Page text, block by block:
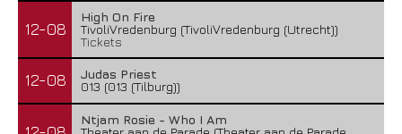
12-08
High On Fire
TivoliVredenburg (TivoliVredenburg (Utrecht))
Tickets
12-08
Judas Priest
013 (013 (Tilburg))
Ntjam Rosie - Who I Am